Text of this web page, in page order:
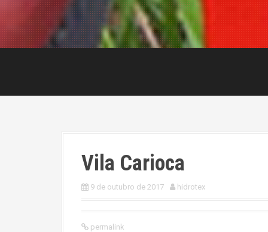
Vila Carioca
9 de outubro de 2017 hidrotex
permalink